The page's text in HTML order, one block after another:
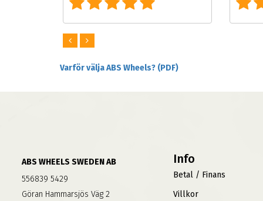
Varför välja ABS Wheels? (PDF)
ABS WHEELS SWEDEN AB
556839 5429
Göran Hammarsjös Väg 2
Info
Betal / Finans
Villkor